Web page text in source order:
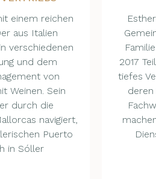
einem reichen
aus Italien
verschiedenen
und dem
von
Weinen. Sein
durch die
navigiert,
Puerto
in Sóller
2017
tiefes